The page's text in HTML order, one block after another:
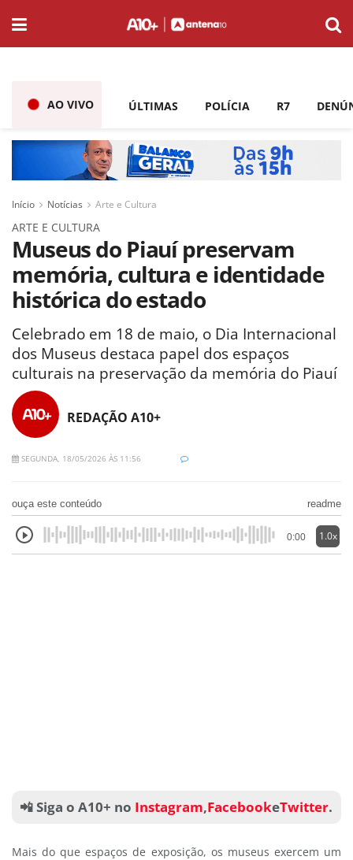
AO VIVO ÚLTIMAS POLÍCIA R7
Início Notícias Arte e Cultura
ARTE E CULTURA
Museus do Piauí preservam
memória, cultura e identidade
histórica do estado
Celebrado em 18 de maio, o Dia Internacional
dos Museus destaca papel dos espaços
culturais na preservação da memória do Piauí
REDAÇÃO A10+
SEGUNDA, 18/05/2026 ÀS 11:56
ouça este conteúdo readme
0:00 1.0x
📲 Siga o A10+ no Instagram,FacebookeTwitter.
Mais do que espaços de exposição, os museus exercem um